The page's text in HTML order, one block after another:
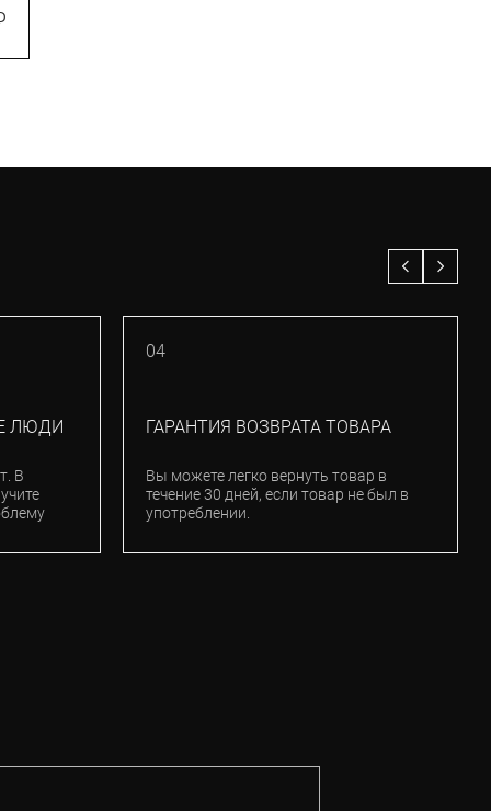
ЛЮДИ
В
04
ГАРАНТИЯ ВОЗВРАТА ТОВАРА
Вы можете легко вернуть товар в
течение 30 дней, если товар не был в
употреблении.